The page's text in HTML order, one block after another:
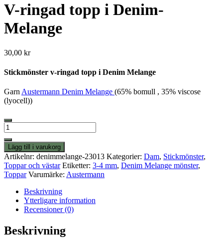
V-ringad topp i Denim-
Melange
30,00 kr
Stickmönster v-ringad topp i Denim Melange
GarnAustermann Denim Melange (65% bomull , 35% viscose
(lyocell))
V-
ringad
topp
i
Denim-
Melange
mängd
Lägg till i varukorg
Artikelnr: denimmelange-23013 Kategorier: Dam, Stickmönster,
Toppar och västar Etiketter: 3-4 mm, Denim Melange mönster,
Toppar Varumärke: Austermann
Beskrivning
Ytterligare information
Recensioner (0)
Beskrivning